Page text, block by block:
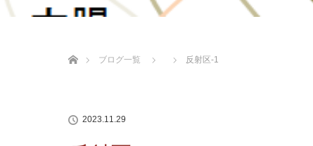
ブログ一覧
反射区-1
2023.11.29